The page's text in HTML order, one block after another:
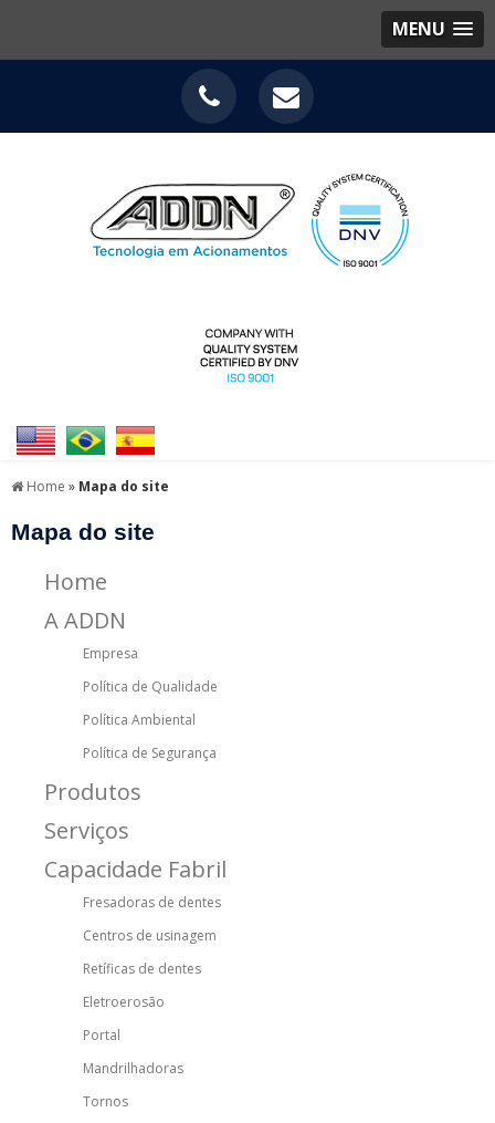
MENU
Home » Mapa do site
Mapa do site
Home
A ADDN
Empresa
Política de Qualidade
Política Ambiental
Política de Segurança
Produtos
Serviços
Capacidade Fabril
Fresadoras de dentes
Centros de usinagem
Retíficas de dentes
Eletroerosão
Portal
Mandrilhadoras
Tornos